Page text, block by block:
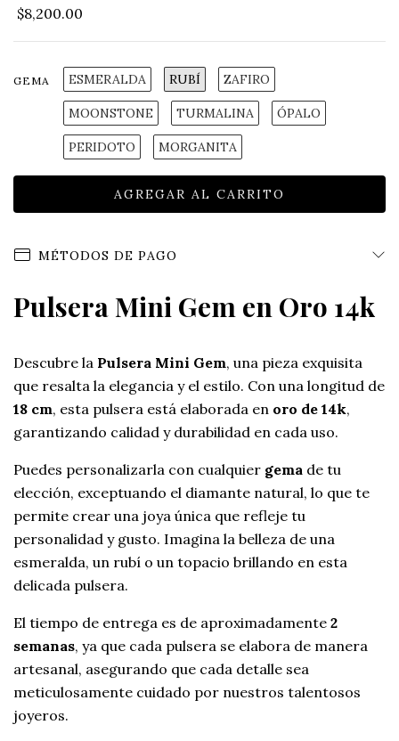
$8,200.00
GEMA ESMERALDA RUBÍ ZAFIRO
MOONSTONE TURMALINA ÓPALO
PERIDOTO MORGANITA
MÉTODOS DE PAGO
Pulsera Mini Gem en Oro 14k
Descubre la Pulsera Mini Gem, una pieza exquisita
que resalta la elegancia y el estilo. Con una longitud de
18 cm, esta pulsera está elaborada en oro de 14k,
garantizando calidad y durabilidad en cada uso.
Puedes personalizarla con cualquier gema de tu
elección, exceptuando el diamante natural, lo que te
permite crear una joya única que refleje tu
personalidad y gusto. Imagina la belleza de una
esmeralda, un rubí o un topacio brillando en esta
delicada pulsera.
El tiempo de entrega es de aproximadamente 2
semanas, ya que cada pulsera se elabora de manera
artesanal, asegurando que cada detalle sea
meticulosamente cuidado por nuestros talentosos
joyeros.